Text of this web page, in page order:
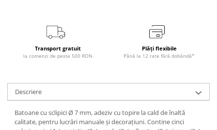
Transport gratuit
la comenzi de peste 500 RON
Plăți flexibile
Până la 12 rate fără dobândă*
Descriere
Batoane cu sclipici Ø 7 mm, adeziv cu topire la cald de înaltă
calitate, pentru lucrări manuale și decorațiuni. Contine cinci